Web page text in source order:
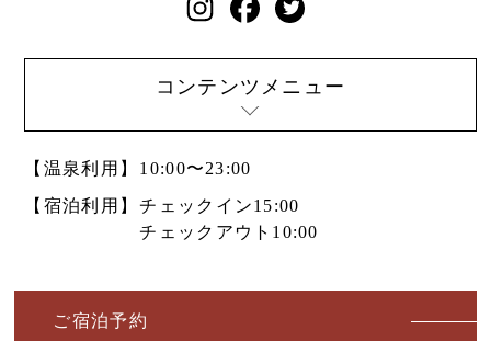
コンテンツメニュー
【温泉利用】
10:00〜23:00
【宿泊利用】 チェックイン15:00
チェックアウト10:00
ご宿泊予約